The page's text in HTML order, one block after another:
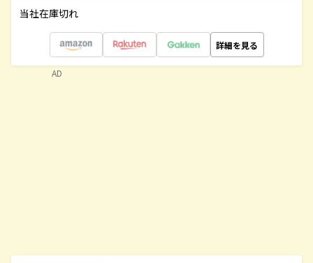
当社在庫切れ
詳細を見る
AD